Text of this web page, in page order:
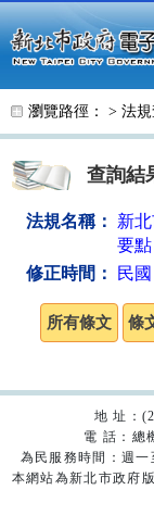
跳至主要內容
瀏覽路徑： > 法
查詢結
法規名稱：
新
要點
修正時間：
民
地 址：
電 話：總
為民服務時間：週
本網站為新北市政府